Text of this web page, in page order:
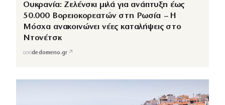
Ουκρανία: Ζελένσκι μιλά για ανάπτυξη έως
50.000 Βορειοκορεατών στη Ρωσία – Η
Μόσχα ανακοινώνει νέες καταλήψεις στο
Ντονέτσκ
απόdedomeno.gr ↗